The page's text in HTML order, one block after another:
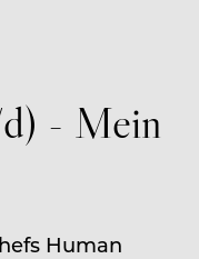
- Mein
Human